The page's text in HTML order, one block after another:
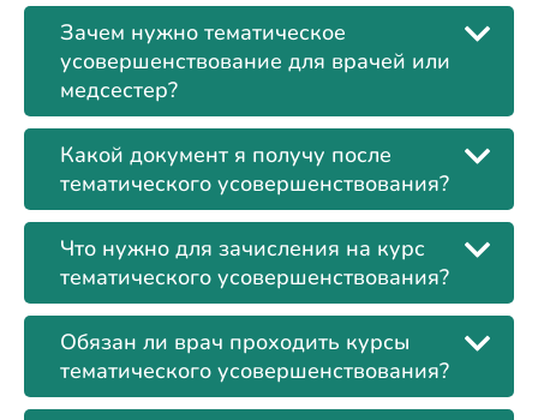
Зачем нужно тематическое
усовершенствование для врачей или
медсестер?
Какой документ я получу после
тематического усовершенствования?
Что нужно для зачисления на курс
тематического усовершенствования?
Обязан ли врач проходить курсы
тематического усовершенствования?